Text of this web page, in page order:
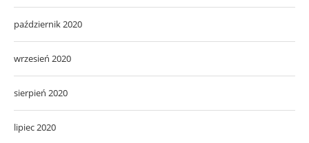
październik 2020
wrzesień 2020
sierpień 2020
lipiec 2020